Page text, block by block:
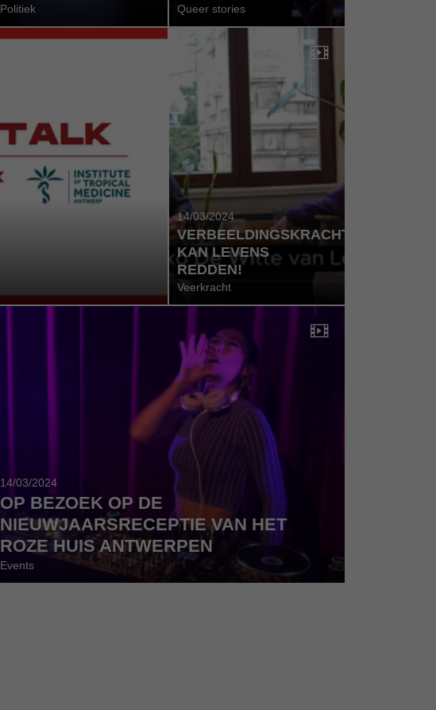
Politiek Queer stories
14/03/2024
VERBEELDINGSKRACHT
KAN LEVENS
REDDEN!
Veerkracht
14/03/2024
OP BEZOEK OP DE
NIEUWJAARSRECEPTIE VAN HET
ROZE HUIS ANTWERPEN
Events